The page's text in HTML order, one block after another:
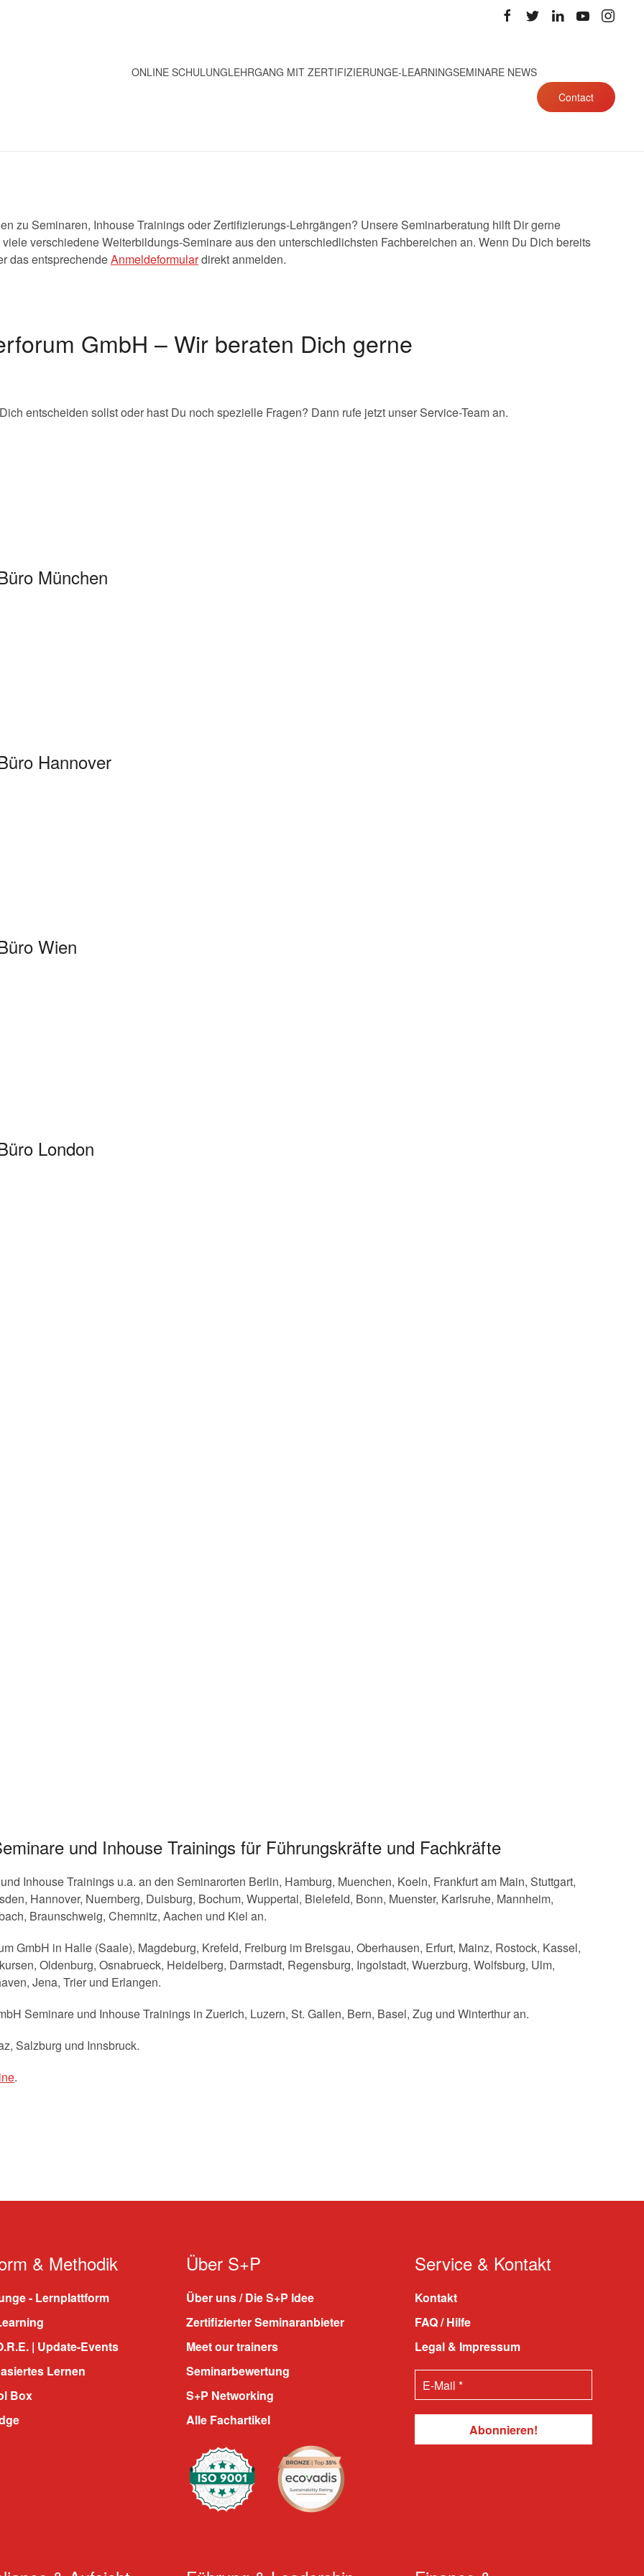
ONLINE SCHULUNGLEHRGANG MIT ZERTIFIZIERUNGE-LEARNINGSEMINARE NEWS
Contact
zu Seminaren, Inhouse Trainings oder Zertifizierungs-Lehrgängen? Unsere Seminarberatung hilft Dir gerne
verschiedene Weiterbildungs-Seminare aus den unterschiedlichsten Fachbereichen an. Wenn Du Dich bereits
das entsprechendeAnmeldeformulardirekt anmelden.
GmbH – Wir beraten Dich gerne
entscheiden sollst oder hast Du noch spezielle Fragen? Dann rufe jetzt unser Service-Team an.
München
Hannover
Wien
London
und Inhouse Trainings für Führungskräfte und Fachkräfte
Inhouse Trainings u.a. an den Seminarorten Berlin, Hamburg, Muenchen, Koeln, Frankfurt am Main, Stuttgart,
Hannover, Nuernberg, Duisburg, Bochum, Wuppertal, Bielefeld, Bonn, Muenster, Karlsruhe, Mannheim,
Braunschweig, Chemnitz, Aachen und Kiel an.
GmbH in Halle (Saale), Magdeburg, Krefeld, Freiburg im Breisgau, Oberhausen, Erfurt, Mainz, Rostock, Kassel,
Oldenburg, Osnabrueck, Heidelberg, Darmstadt, Regensburg, Ingolstadt, Wuerzburg, Wolfsburg, Ulm,
Jena, Trier und Erlangen.
Seminare und Inhouse Trainings in Zuerich, Luzern, St. Gallen, Bern, Basel, Zug und Winterthur an.
Salzburg und Innsbruck.
.
& Methodik
- Lernplattform
| Update-Events
Lernen
Box
Über S+P
Über uns / Die S+P Idee
Zertifizierter Seminaranbieter
Meet our trainers
Seminarbewertung
S+P Networking
Alle Fachartikel
Service & Kontakt
Kontakt
FAQ / Hilfe
Legal & Impressum